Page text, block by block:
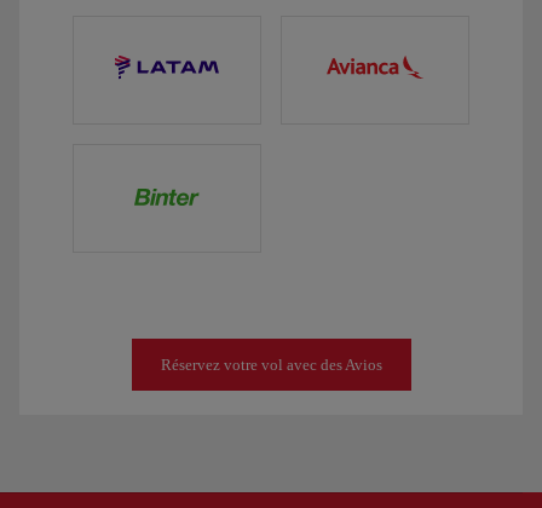
Réservez votre vol avec des Avios